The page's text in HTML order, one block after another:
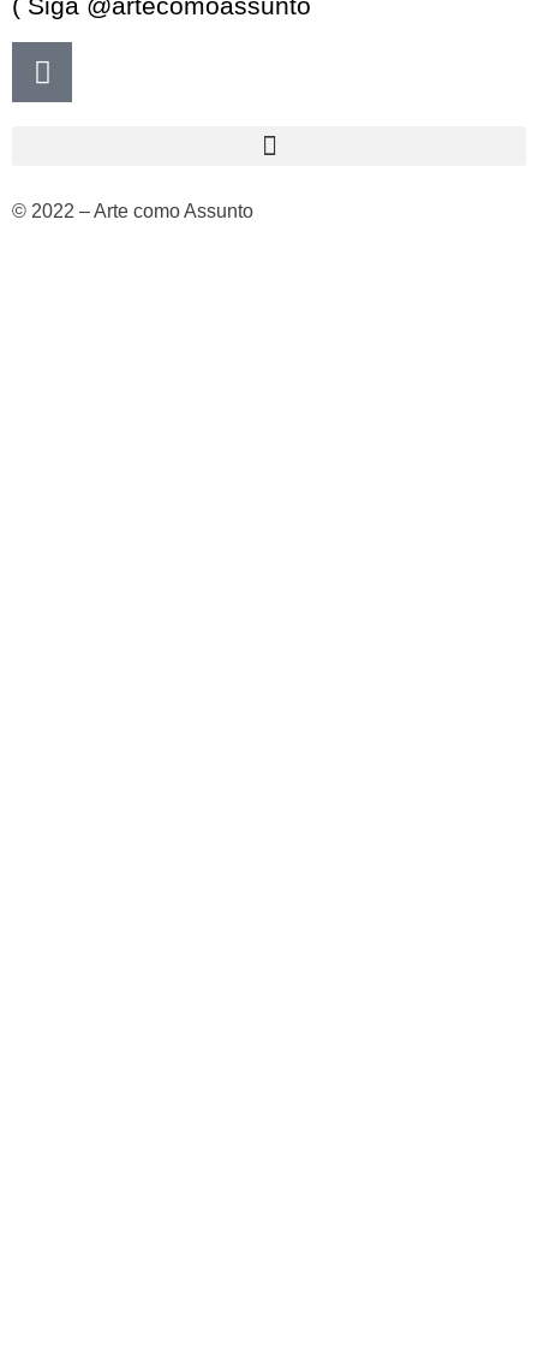
( Siga @artecomoassunto
© 2022 – Arte como Assunto